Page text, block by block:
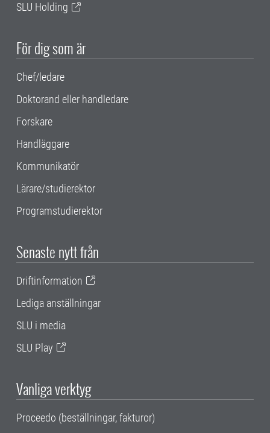
SLU Holding
För dig som är
Chef/ledare
Doktorand eller handledare
Forskare
Handläggare
Kommunikatör
Lärare/studierektor
Programstudierektor
Senaste nytt från
Driftinformation
Lediga anställningar
SLU i media
SLU Play
Vanliga verktyg
Proceedo (beställningar, fakturor)